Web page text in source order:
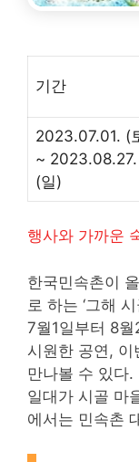
기간
2023.07.01. (
~ 2023.08.27.
(일)
행사와 가까운
한국민속촌이
로 하는 ‘그해
7월1일부터 8
시원한 공연, 이
만나볼 수 있다
일대가 시골 마
에서는 민속촌